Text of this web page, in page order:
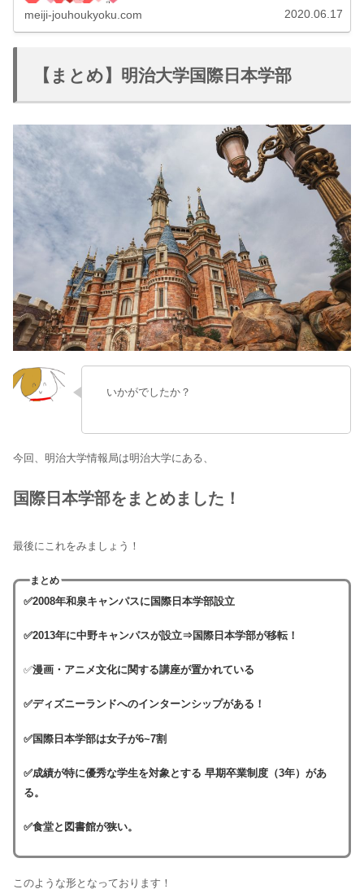
meiji-jouhoukyoku.com 2020.06.17
【まとめ】明治大学国際日本学部
いかがでしたか？
今回、明治大学情報局は明治大学にある、
国際日本学部をまとめました！
最後にこれをみましょう！
まとめ
✅2008年和泉キャンパスに国際日本学部設立
✅2013年に中野キャンパスが設立⇒国際日本学部が移転！
✅漫画・アニメ文化に関する講座が置かれている
✅ディズニーランドへのインターンシップがある！
✅国際日本学部は女子が6~7割
✅成績が特に優秀な学生を対象とする 早期卒業制度（3年）があ
る。
✅食堂と図書館が狭い。
このような形となっております！